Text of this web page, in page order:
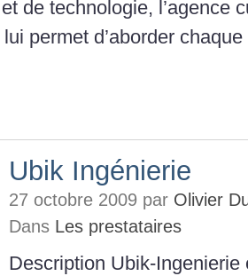
de technologie, l’agence
permet d’aborder
Ubik Ingénierie
27 octobre 2009 par Olivier
Dans Les prestataires
Description Ubik-Ingenierie